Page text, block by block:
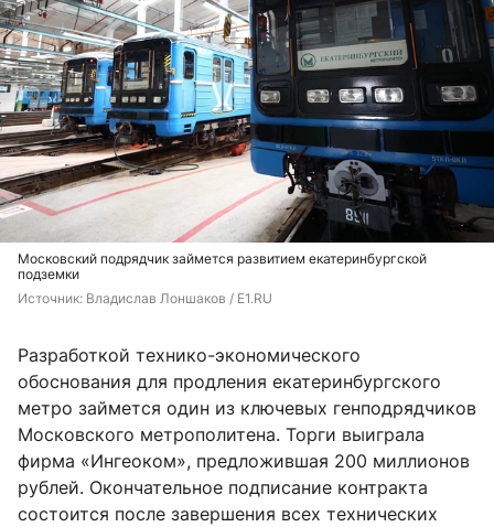
Московский подрядчик займется развитием екатеринбургской
подземки
Источник: Владислав Лоншаков / E1.RU
Разработкой технико-экономического
обоснования для продления екатеринбургского
метро займется один из ключевых генподрядчиков
Московского метрополитена. Торги выиграла
фирма «Ингеоком», предложившая 200 миллионов
рублей. Окончательное подписание контракта
состоится после завершения всех технических